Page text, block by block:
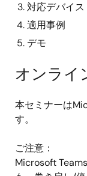
対応デバイス
適用事例
デモ
オンライ
本セミナーは
す。
ご注意：
Microsoft